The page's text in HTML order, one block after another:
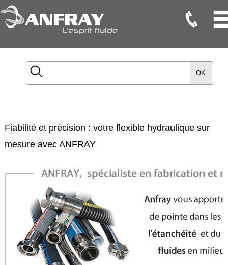
Flexibles
Onduleux
Accessoires
Maintenance
Etanchéité
Feuilles
/
Plaques
OK
Fiabilité et précision : votre flexible hydraulique sur
mesure avec ANFRAY